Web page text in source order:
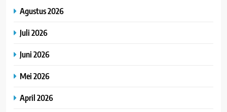
Agustus 2026
Juli 2026
Juni 2026
Mei 2026
April 2026